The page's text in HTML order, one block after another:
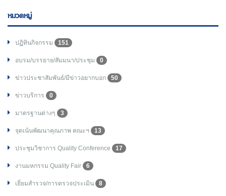
หมวดหมู่
ปฏิทินกิจกรรม 151
อบรม/บรรยาย/สัมมนา/ประชุม 0
ข่าวประชาสัมพันธ์/มีข่าวอยากบอก 50
ข่าวบริการ 0
มาตรฐานต่างๆ 3
จุดเน้นพัฒนาคุณภาพ คณะฯ 13
ประชุมวิชาการ Quality Conference 17
งานมหกรรม Quality Fair 6
เยี่ยมสำรวจ/การตรวจประเมิน 8